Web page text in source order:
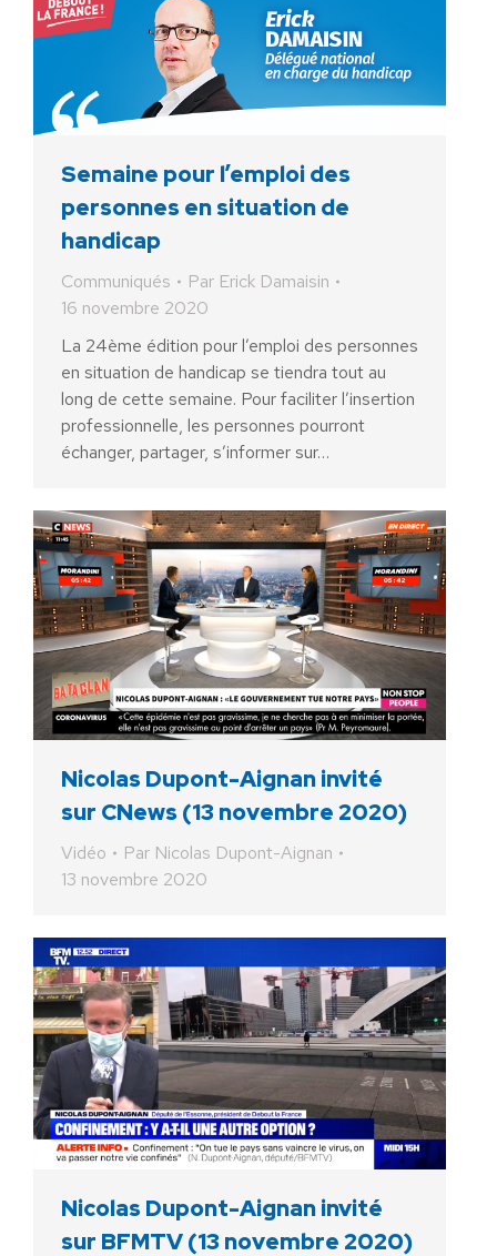
Semaine pour l’emploi des
personnes en situation de
handicap
Communiqués Par Erick Damaisin
16 novembre 2020
La 24ème édition pour l’emploi des personnes
en situation de handicap se tiendra tout au
long de cette semaine. Pour faciliter l’insertion
professionnelle, les personnes pourront
échanger, partager, s’informer sur…
Nicolas Dupont-Aignan invité
sur CNews (13 novembre 2020)
Vidéo Par Nicolas Dupont-Aignan
13 novembre 2020
Nicolas Dupont-Aignan invité
sur BFMTV (13 novembre 2020)